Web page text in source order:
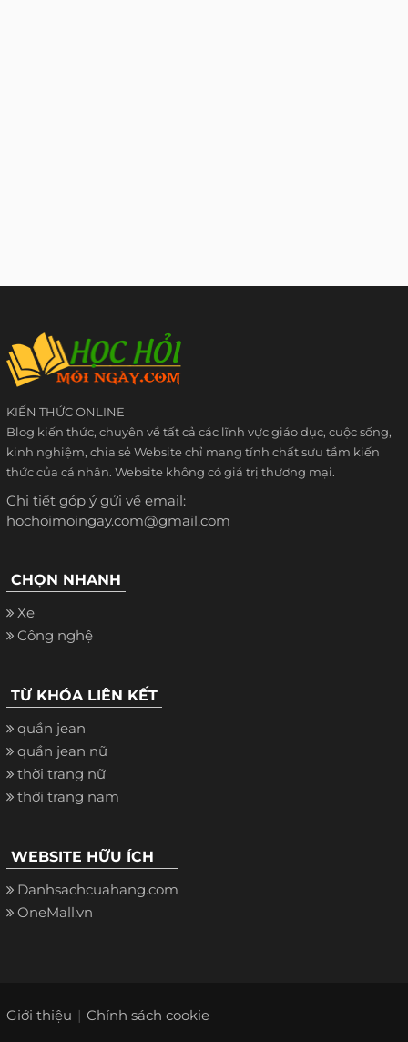
KIẾN THỨC ONLINE
Blog kiến thức, chuyên về tất cả các lĩnh vực giáo dục, cuộc sống,
kinh nghiệm, chia sẻ Website chỉ mang tính chất sưu tầm kiến
thức của cá nhân. Website không có giá trị thương mại.
Chi tiết góp ý gửi về email:
hochoimoingay.com@gmail.com
CHỌN NHANH
Xe
Công nghệ
TỪ KHÓA LIÊN KẾT
quần jean
quần jean nữ
thời trang nữ
thời trang nam
WEBSITE HỮU ÍCH
Danhsachcuahang.com
OneMall.vn
Giới thiệu Chính sách cookie